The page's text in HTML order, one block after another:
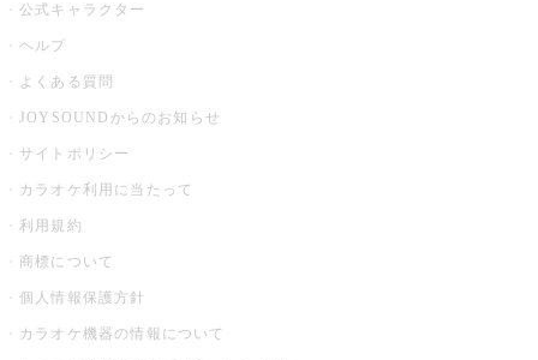
公式キャラクター
ヘルプ
よくある質問
JOYSOUNDからのお知らせ
サイトポリシー
カラオケ利用に当たって
利用規約
商標について
個人情報保護方針
カラオケ機器の情報について